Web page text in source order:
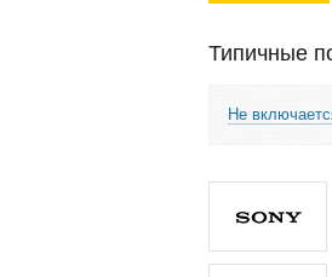
Типичные
Не